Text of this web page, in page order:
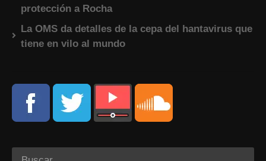
protección a Rocha
La OMS da detalles de la cepa del hantavirus que
tiene en vilo al mundo